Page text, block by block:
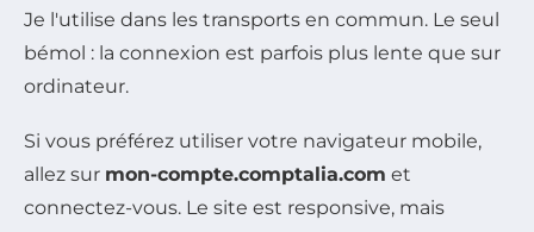
Je l'utilise dans les transports en commun. Le seul
bémol : la connexion est parfois plus lente que sur
ordinateur.
Si vous préférez utiliser votre navigateur mobile,
allez sur mon-compte.comptalia.com et
connectez-vous. Le site est responsive, mais